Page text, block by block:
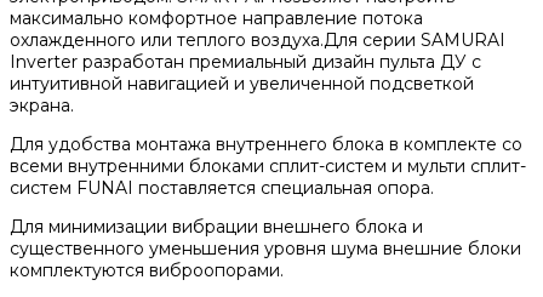
максимально комфортное направление потока
охлажденного или теплого воздуха.Для серии SAMURAI
Inverter разработан премиальный дизайн пульта ДУ с
интуитивной навигацией и увеличенной подсветкой
экрана.
Для удобства монтажа внутреннего блока в комплекте со
всеми внутренними блоками сплит-систем и мульти сплит-
систем FUNAI поставляется специальная опора.
Для минимизации вибрации внешнего блока и
существенного уменьшения уровня шума внешние блоки
комплектуются виброопорами.